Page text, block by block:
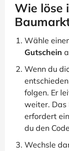
Wie löse
Wähle
Gutschein
Wenn du
folgen. Er
weiter. Das
erfordert
du den
Wechsle